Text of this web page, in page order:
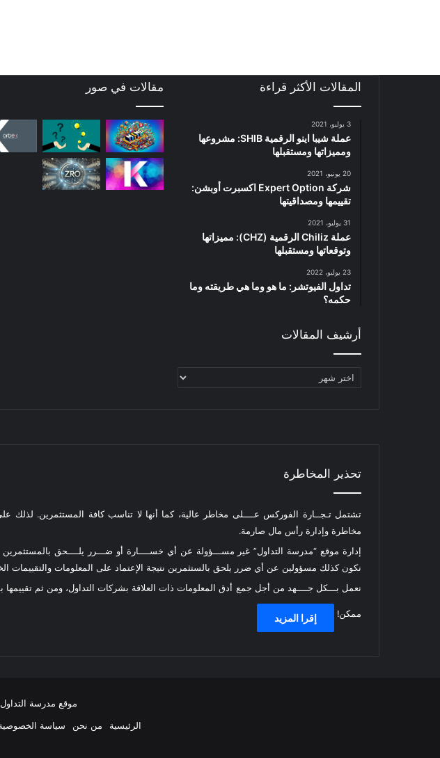
المقالات الأكثر قراءة
3 يوليو، 2021
عملة شيبا اينو الرقمية SHIB: مشروعها
ومميزاتها ومستقبلها
20 يونيو، 2021
شركة Expert Option اكسبرت أوبشن:
تقييمها ومصداقيتها
31 يوليو، 2021
عملة Chiliz الرقمية (CHZ): مميزاتها
وتوقعاتها ومستقبلها
23 يوليو، 2022
تداول الفيوتشر: ما هو وما هي طريقته وما
حكمه؟
أرشيف المقالات
أرشيف
مقالات في صور
تحذير المخاطرة
تشتمل تـجــارة الفوركس عــــلى مخاطر عالية، كما أنها لا تناسب كافة المستثمرين. لذلك
مخاطرة وإدارة رأس مال صارمة.
إدارة موقع “مدرسة التداول” غير مســـؤولة عن أي خســــارة أو ضـــرر يلــــحق
نكون كذلك مسؤولين عن أي ضرر يلحق بالستثمرين نتيجة الإعتماد على المعلومات والتقييمات
نعمل بـــكل جــــهد من أجل جمع أدق المعلومات ذات العلاقة بشركات التداول، ومن ثم
ممكن! إقرا المزيد
موقع مدرسة التداول
الرئيسية
من نحن سياسة